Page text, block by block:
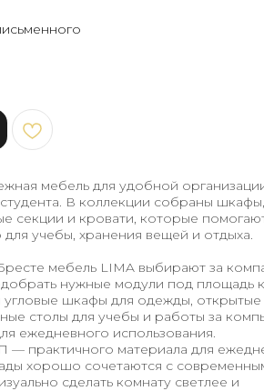
мебель для удобной
В коллекции собраны шкафы,
секции и кровати, которые
учебы, хранения вещей и отдыха.
мебель LIMA выбирают за
нужные модули под площадь
угловые шкафы для одежды, открытые
столы для учебы и работы за
ежедневного использования.
— практичного материала для
хорошо сочетаются с
сделать комнату светлее и